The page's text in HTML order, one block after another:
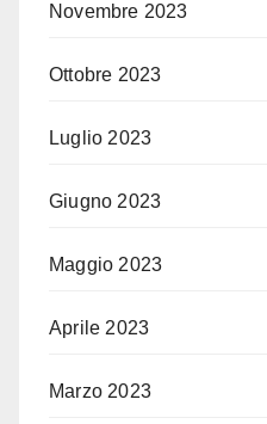
Novembre 2023
Ottobre 2023
Luglio 2023
Giugno 2023
Maggio 2023
Aprile 2023
Marzo 2023